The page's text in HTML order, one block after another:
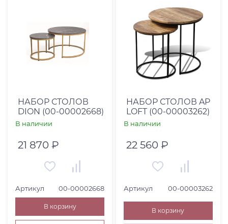
НАБОР СТОЛОВ
DION (00-00002668)
В наличии
21 870 ₽
Артикул 00-00002668
В корзину
НАБОР СТОЛОВ AP
LOFT (00-00003262)
В наличии
22 560 ₽
Артикул 00-00003262
В корзину